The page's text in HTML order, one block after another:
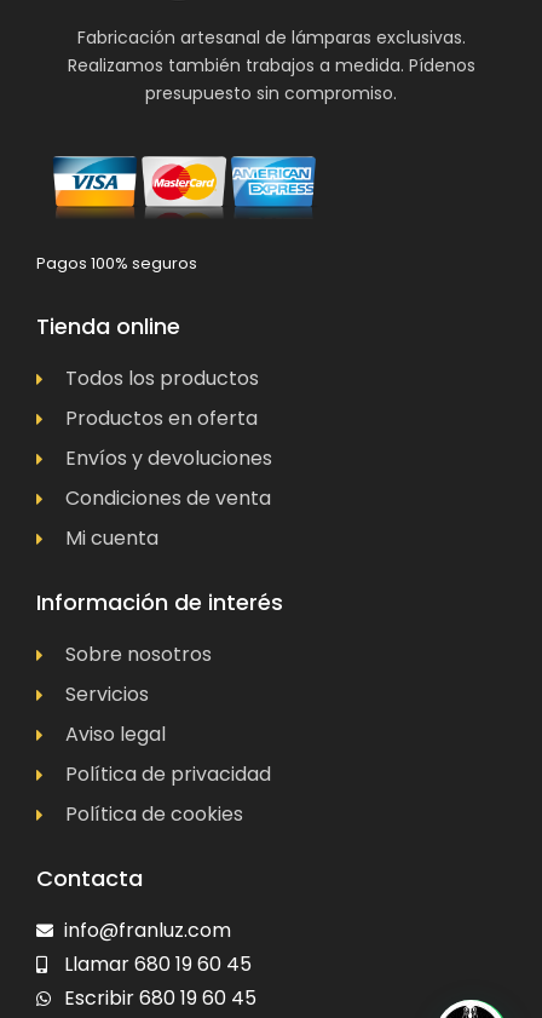
Fabricación artesanal de lámparas exclusivas.
Realizamos también trabajos a medida. Pídenos
presupuesto sin compromiso.
Pagos 100% seguros
Tienda online
Todos los productos
Productos en oferta
Envíos y devoluciones
Condiciones de venta
Mi cuenta
Información de interés
Sobre nosotros
Servicios
Aviso legal
Política de privacidad
Política de cookies
Contacta
info@franluz.com
Llamar 680 19 60 45
Escribir 680 19 60 45